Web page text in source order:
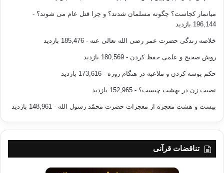
میانمار کجاست؟ چگونه مسلمان شدند؟ و چرا قتل عام می شوند؟ -
196,144 بازدید
خلاصه زندگی حضرت عمر رضی الله تعالی عنه - 185,476 بازدید
روش صحیح و علمی حفظ کردن - 180,569 بازدید
حکم بوسه کردن و ملاعبه در هنگام روزه - 173,616 بازدید
نصیب زن در بهشت چیست؟ - 152,965 بازدید
بیست و هشت معجزه از معجزات حضرت محمّد رسول الله - 148,961 بازدید
تناقضات قرآنی